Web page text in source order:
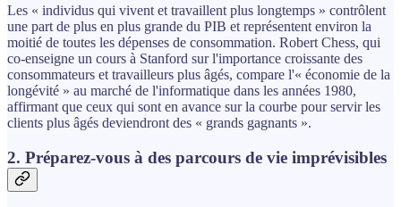
Les « individus qui vivent et travaillent plus longtemps » contrôlent
une part de plus en plus grande du PIB et représentent environ la
moitié de toutes les dépenses de consommation. Robert Chess, qui
co-enseigne un cours à Stanford sur l'importance croissante des
consommateurs et travailleurs plus âgés, compare l'« économie de la
longévité » au marché de l'informatique dans les années 1980,
affirmant que ceux qui sont en avance sur la courbe pour servir les
clients plus âgés deviendront des « grands gagnants ».
2. Préparez-vous à des parcours de vie imprévisibles